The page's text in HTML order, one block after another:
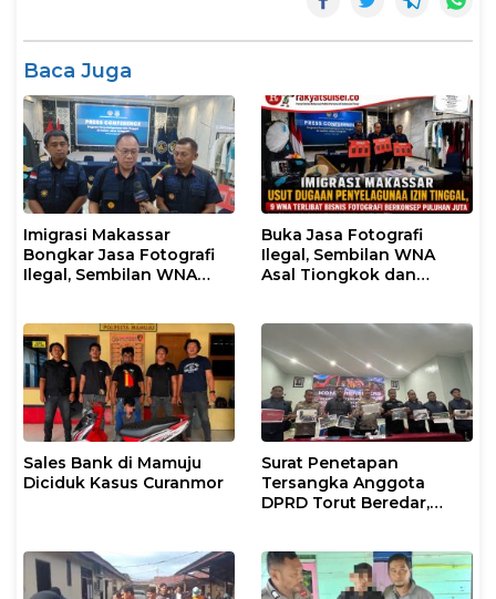
Baca Juga
Imigrasi Makassar
Bongkar Jasa Fotografi
Ilegal, Sembilan WNA
Tinggal
Buka Jasa Fotografi
Ilegal, Sembilan WNA
Asal Tiongkok dan
Makassar
Sales Bank di Mamuju
Diciduk Kasus Curanmor
Surat Penetapan
Tersangka Anggota
DPRD Torut Beredar,
Berstatus Saksi